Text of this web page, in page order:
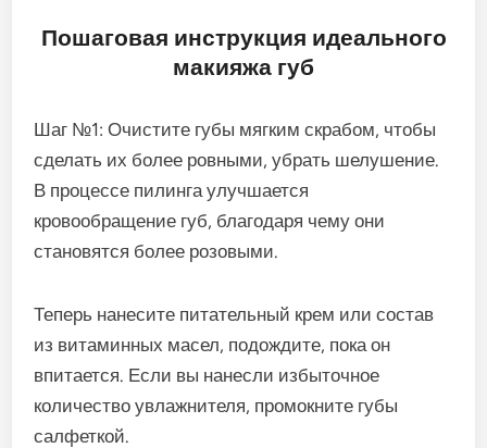
Пошаговая инструкция идеального
макияжа губ
Шаг №1: Очистите губы мягким скрабом, чтобы
сделать их более ровными, убрать шелушение.
В процессе пилинга улучшается
кровообращение губ, благодаря чему они
становятся более розовыми.
Теперь нанесите питательный крем или состав
из витаминных масел, подождите, пока он
впитается. Если вы нанесли избыточное
количество увлажнителя, промокните губы
салфеткой.